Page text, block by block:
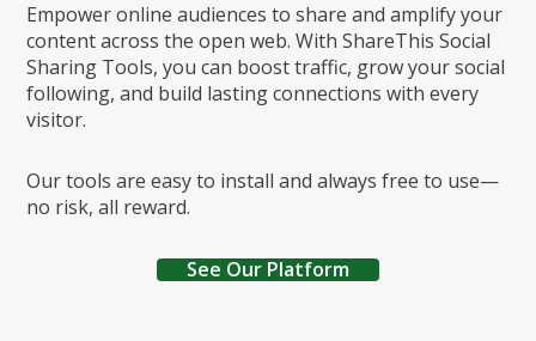
Empower online audiences to share and amplify your
content across the open web. With ShareThis Social
Sharing Tools, you can boost traffic, grow your social
following, and build lasting connections with every
visitor.
Our tools are easy to install and always free to use—
no risk, all reward.
See Our Platform